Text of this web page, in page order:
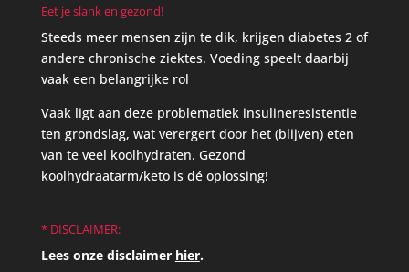
Eet je slank en gezond!
Steeds meer mensen zijn te dik, krijgen diabetes 2 of
andere chronische ziektes. Voeding speelt daarbij
vaak een belangrijke rol
Vaak ligt aan deze problematiek insulineresistentie
ten grondslag, wat verergert door het (blijven) eten
van te veel koolhydraten. Gezond
koolhydraatarm/keto is dé oplossing!
* DISCLAIMER:
Lees onze disclaimer hier.